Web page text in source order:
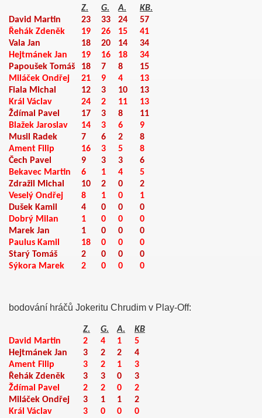
Z. G. A.
KB.
David Martin
23 33 24
57
Řehák Zdeněk
19 26 15
41
Vala Jan
18 20 14
34
Hejtmánek Jan
19 16 18
34
Papoušek Tomáš
18 7 8
15
Miláček Ondřej
21 9 4
13
Fiala Michal
12 3 10
13
Král Václav
24 2 11
13
Ždímal Pavel
17 3 8
11
Blažek Jaroslav
14 3 6
9
Musil Radek
7 6 2
8
Ament Filip
16 3 5
8
Čech Pavel
9 3 3
6
Bekavec Martin
6 1 4
5
Zdražil Michal
10 2 0
2
Veselý Ondřej
8 1 0
1
Dušek Kamil
4 0 0
0
Dobrý Milan
1 0 0
0
Marek Jan
1 0 0
0
Paulus Kamil
18 0 0
0
Starý Tomáš
2 0 0
0
Sýkora Marek
2 0 0 0
bodování hráčů Jokeritu Chrudim v Play-Off:
Z. G. A.
KB
David Martin
2 4 1
5
Hejtmánek Jan
3 2 2
4
Ament Filip
3 2 1
3
Řehák Zdeněk
3 3 0
3
Ždímal Pavel
2 2 0
2
Miláček Ondřej
3 1 1
2
Král Václav
3 0 0
0